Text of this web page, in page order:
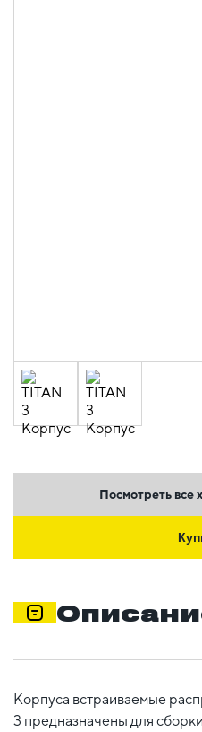
Посмотреть все
Корпуса встраиваемые
3 предназначены для